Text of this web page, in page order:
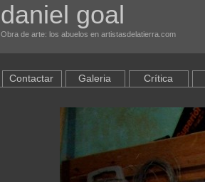
daniel goal
Obra de arte: los abuelos en artistasdelatierra.com
Contactar Galeria Crítica